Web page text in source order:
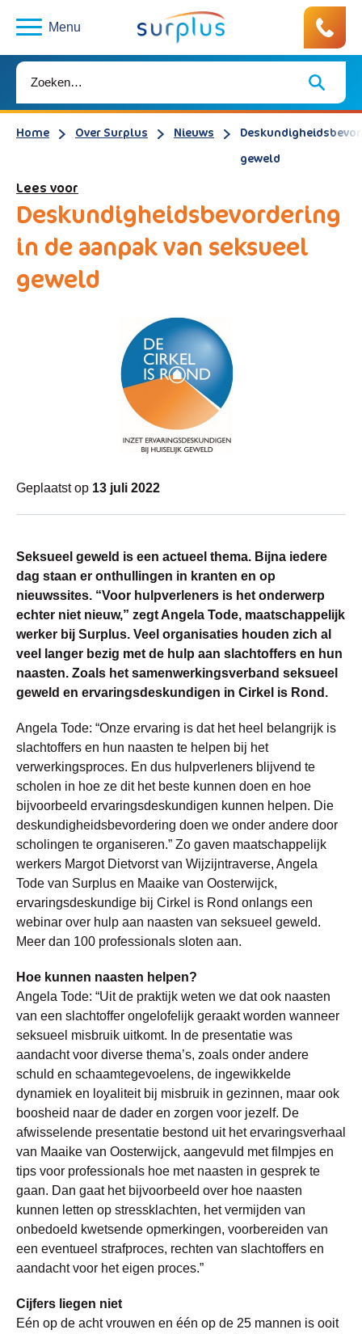
Menu
Home Over Surplus Nieuws
geweld
Lees voor
Deskundigheidsbevordering
in de aanpak van seksueel
geweld
Geplaatst op 13 juli 2022
Seksueel geweld is een actueel thema. Bijna iedere
dag staan er onthullingen in kranten en op
nieuwssites. “Voor hulpverleners is het onderwerp
echter niet nieuw,” zegt Angela Tode, maatschappelijk
werker bij Surplus. Veel organisaties houden zich al
veel langer bezig met de hulp aan slachtoffers en hun
naasten. Zoals het samenwerkingsverband seksueel
geweld en ervaringsdeskundigen in Cirkel is Rond.
Angela Tode: “Onze ervaring is dat het heel belangrijk is
slachtoffers en hun naasten te helpen bij het
verwerkingsproces. En dus hulpverleners blijvend te
scholen in hoe ze dit het beste kunnen doen en hoe
bijvoorbeeld ervaringsdeskundigen kunnen helpen. Die
deskundigheidsbevordering doen we onder andere door
scholingen te organiseren.” Zo gaven maatschappelijk
werkers Margot Dietvorst van Wijzijntraverse, Angela
Tode van Surplus en Maaike van Oosterwijck,
ervaringsdeskundige bij Cirkel is Rond onlangs een
webinar over hulp aan naasten van seksueel geweld.
Meer dan 100 professionals sloten aan.
Hoe kunnen naasten helpen?
Angela Tode: “Uit de praktijk weten we dat ook naasten
van een slachtoffer ongelofelijk geraakt worden wanneer
seksueel misbruik uitkomt. In de presentatie was
aandacht voor diverse thema’s, zoals onder andere
schuld en schaamtegevoelens, de ingewikkelde
dynamiek en loyaliteit bij misbruik in gezinnen, maar ook
boosheid naar de dader en zorgen voor jezelf. De
afwisselende presentatie bestond uit het ervaringsverhaal
van Maaike van Oosterwijck, aangevuld met filmpjes en
tips voor professionals hoe met naasten in gesprek te
gaan. Dan gaat het bijvoorbeeld over hoe naasten
kunnen letten op stressklachten, het vermijden van
onbedoeld kwetsende opmerkingen, voorbereiden van
een eventueel strafproces, rechten van slachtoffers en
aandacht voor het eigen proces.”
Cijfers liegen niet
Eén op de acht vrouwen en één op de 25 mannen is ooit